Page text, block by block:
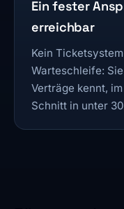
Ein fester
erreichbar
Kein
Warteschleife:
Verträge kennt,
Schnitt in unter